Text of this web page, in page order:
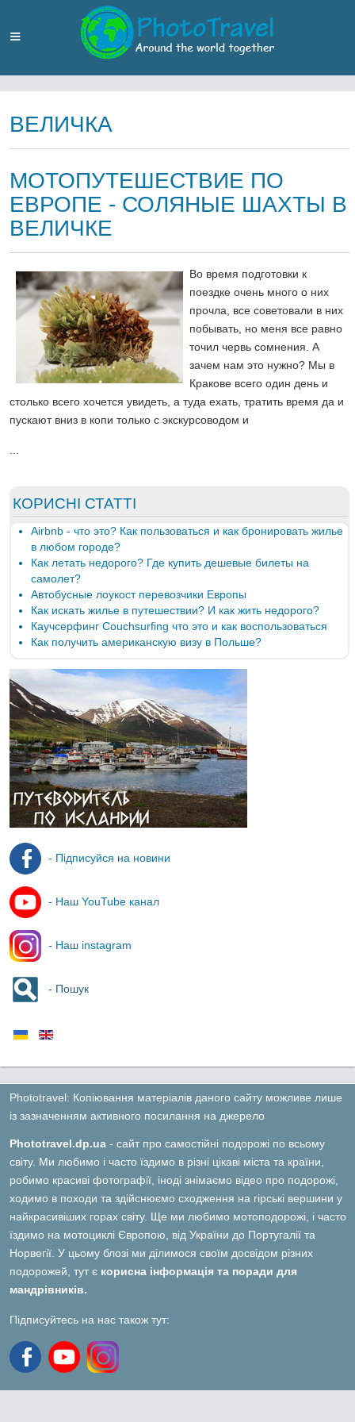
ВЕЛИЧКА
МОТОПУТЕШЕСТВИЕ ПО
ЕВРОПЕ - СОЛЯНЫЕ ШАХТЫ В
ВЕЛИЧКЕ
Во время подготовки к
поездке очень много о них
прочла, все советовали в них
побывать, но меня все равно
точил червь сомнения. А
зачем нам это нужно? Мы в
Кракове всего один день и
столько всего хочется увидеть, а туда ехать, тратить время да и
пускают вниз в копи только с экскурсоводом и
КОРИСНІ СТАТТІ
Airbnb - что это? Как пользоваться и как бронировать жилье
в любом городе?
Как летать недорого? Где купить дешевые билеты на
самолет?
Автобусные лоукост перевозчики Европы
Как искать жилье в путешествии? И как жить недорого?
Каучсерфинг Couchsurfing что это и как воспользоваться
Как получить американскую визу в Польше?
- Підписуйся на новини
- Наш YouTube канал
- Наш instagram
- Пошук
Phototravel: Копіювання матеріалів даного сайту можливе лише
із зазначенням активного посилання на джерело
Phototravel.dp.ua - сайт про самостійні подорожі по всьому
світу. Ми любимо і часто їздимо в різні цікаві міста та країни,
робимо красиві фотографії, іноді знімаємо відео про подорожі,
ходимо в походи та здійснюємо сходження на гірські вершини у
найкрасивіших горах світу. Ще ми любимо мотоподорожі, і часто
їздимо на мотоциклі Європою, від України до Португалії та
Норвегії. У цьому блозі ми ділимося своїм досвідом різних
подорожей, тут є корисна інформація та поради для
мандрівників.
Підписуйтесь на нас також тут: